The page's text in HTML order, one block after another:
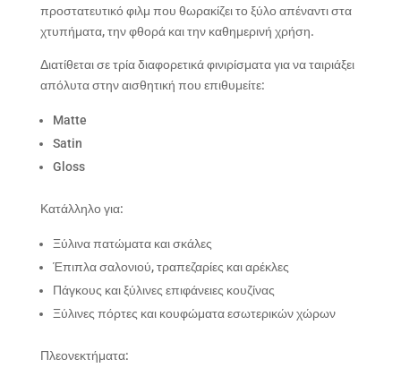
προστατευτικό φιλμ που θωρακίζει το ξύλο απέναντι στα
χτυπήματα, την φθορά και την καθημερινή χρήση.
Διατίθεται σε τρία διαφορετικά φινιρίσματα για να ταιριάξει
απόλυτα στην αισθητική που επιθυμείτε:
Matte
Satin
Gloss
Κατάλληλο για:
Ξύλινα πατώματα και σκάλες
Έπιπλα σαλονιού, τραπεζαρίες και αρέκλες
Πάγκους και ξύλινες επιφάνειες κουζίνας
Ξύλινες πόρτες και κουφώματα εσωτερικών χώρων
Πλεονεκτήματα: